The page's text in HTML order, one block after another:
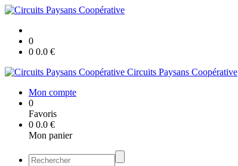
0
0 0.0 €
Circuits Paysans Coopérative
Mon compte
0
Favoris
0 0.0 €
Mon panier